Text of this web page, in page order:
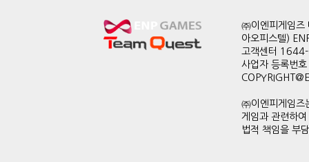
㈜이엔피게임
아오피스텔)
고객센터
사업자 등록번
㈜이엔피게임즈
게임과 관련하
법적 책임을 부